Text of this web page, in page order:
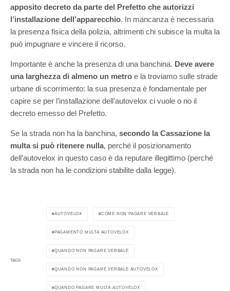
apposito decreto da parte del Prefetto che autorizzi
l’installazione dell’apparecchio. In mancanza è necessaria
la presenza fisica della polizia, altrimenti chi subisce la multa la
può impugnare e vincere il ricorso.
Importante è anche la presenza di una banchina. Deve avere
una larghezza di almeno un metro e la troviamo sulle strade
urbane di scorrimento: la sua presenza è fondamentale per
capire se per l’installazione dell’autovelox ci vuole o no il
decreto emesso del Prefetto.
Se la strada non ha la banchina, secondo la Cassazione la
multa si può ritenere nulla, perché il posizionamento
dell’autovelox in questo caso è da reputare illegittimo (perché
la strada non ha le condizioni stabilite dalla legge).
TAGS
AUTOVELOX COME NON PAGARE VERBALE
PAGAMENTO MULTA AUTOVELOX
QUANDO NON PAGARE VERBALE
QUANDO NON PAGARE VERBALE AUTOVELOX
QUANDO PAGARE MULTA AUTOVELOX